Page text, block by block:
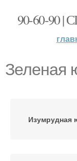
90-60-90
Зеленая
Изумрудная